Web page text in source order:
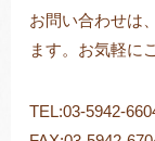
お問い合わせは
ます。お気軽に
TEL:03-5942-